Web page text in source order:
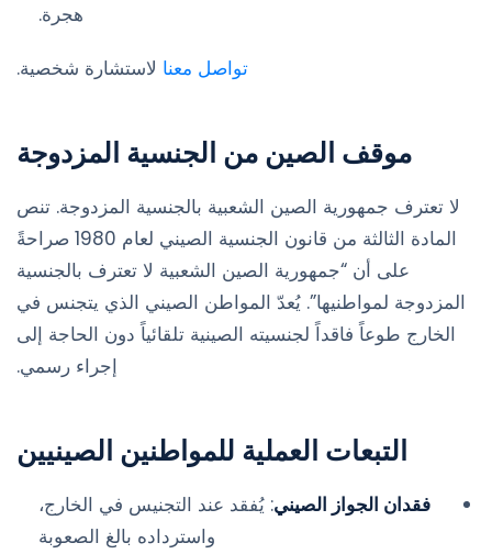
هجرة.
تواصل معنا لاستشارة شخصية.
موقف الصين من الجنسية المزدوجة
لا تعترف جمهورية الصين الشعبية بالجنسية المزدوجة. تنص
المادة الثالثة من قانون الجنسية الصيني لعام 1980 صراحةً
على أن “جمهورية الصين الشعبية لا تعترف بالجنسية
المزدوجة لمواطنيها”. يُعدّ المواطن الصيني الذي يتجنس في
الخارج طوعاً فاقداً لجنسيته الصينية تلقائياً دون الحاجة إلى
إجراء رسمي.
التبعات العملية للمواطنين الصينيين
فقدان الجواز الصيني: يُفقد عند التجنيس في الخارج،
واسترداده بالغ الصعوبة